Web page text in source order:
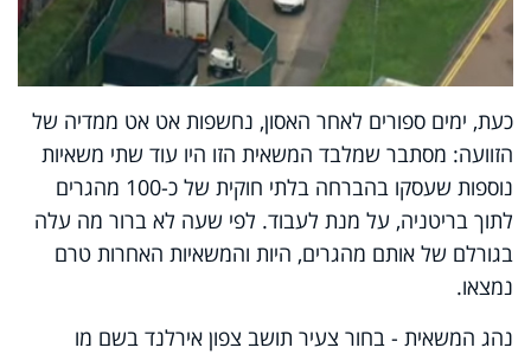
כעת, ימים ספורים לאחר האסון, נחשפות אט אט ממדיה של
הזוועה: מסתבר שמלבד המשאית הזו היו עוד שתי משאיות
נוספות שעסקו בהברחה בלתי חוקית של כ-100 מהגרים
לתוך בריטניה, על מנת לעבוד. לפי שעה לא ברור מה עלה
בגורלם של אותם מהגרים, היות והמשאיות האחרות טרם
נמצאו.
נהג המשאית - בחור צעיר תושב צפון אירלנד בשם מו